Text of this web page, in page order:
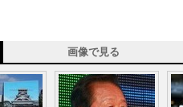
画像で見る